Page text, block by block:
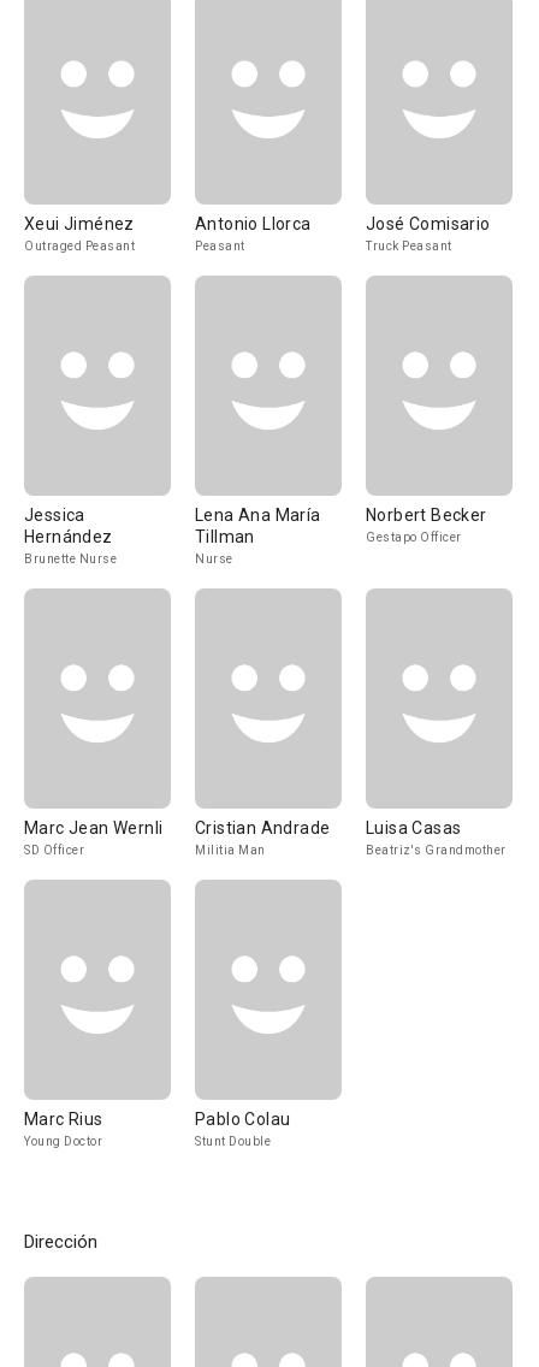
Xeui Jiménez
Outraged Peasant
Antonio Llorca
Peasant
José Comisario
Truck Peasant
Jessica
Hernández
Brunette Nurse
Lena Ana María
Tillman
Nurse
Norbert Becker
Gestapo Officer
Marc Jean Wernli
SD Officer
Cristian Andrade
Militia Man
Luisa Casas
Beatriz's Grandmother
Marc Rius
Young Doctor
Pablo Colau
Stunt Double
Dirección